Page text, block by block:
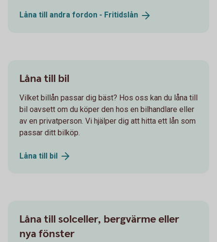
Låna till andra fordon - Fritidslån
Låna till bil
Vilket billån passar dig bäst? Hos oss kan du låna till
bil oavsett om du köper den hos en bilhandlare eller
av en privatperson. Vi hjälper dig att hitta ett lån som
passar ditt bilköp.
Låna till bil
Låna till solceller, bergvärme eller
nya fönster